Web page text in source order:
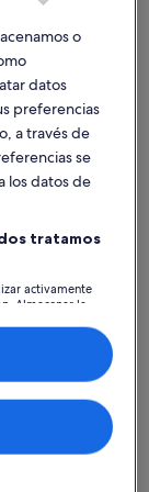
-
style house
o
datos
preferencias
a través de
se
los datos de
tratamos
activamente
Almacenar la